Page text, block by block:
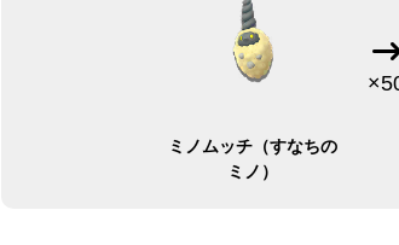
ミノムッチ（すなちの
ミノ）